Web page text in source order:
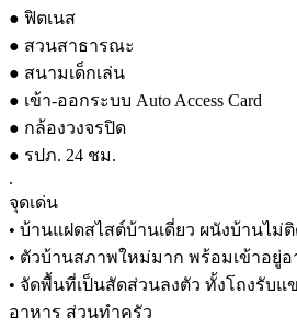
● ฟิตเนส
● สวนสาธารณะ
● สนามเด็กเล่น
● เข้า-ออกระบบ Auto Access Card
● กล้องวงจรปิด
● รปภ. 24 ชม.
.
จุดเด่น
• บ้านแฝดสไสต์บ้านเดี่ยว ผนังบ้านไม่
• ตัวบ้านสภาพใหม่มาก พร้อมเข้าอยู่
• จัดพื้นที่เป็นสัดส่วนลงตัว ทั้งโถงรับ
อาหาร ส่วนทำครัว